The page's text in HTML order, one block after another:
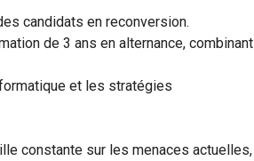
candidats en reconversion.
de 3 ans en alternance, combinant
et les stratégies
constante sur les menaces actuelles,